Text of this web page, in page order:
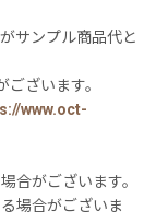
サンプル商品代と
ざいます。
www.oct-
合がございます。
場合がございま